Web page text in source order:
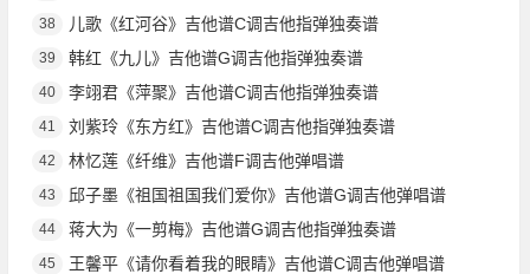
38 儿歌《红河谷》吉他谱C调吉他指弹独奏谱
39 韩红《九儿》吉他谱G调吉他指弹独奏谱
40 李翊君《萍聚》吉他谱C调吉他指弹独奏谱
41 刘紫玲《东方红》吉他谱C调吉他指弹独奏谱
42 林忆莲《纤维》吉他谱F调吉他弹唱谱
43 邱子墨《祖国祖国我们爱你》吉他谱G调吉他弹唱谱
44 蒋大为《一剪梅》吉他谱G调吉他指弹独奏谱
45 王馨平《请你看着我的眼睛》吉他谱C调吉他弹唱谱